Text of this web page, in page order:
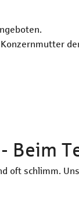
Beim
oft schlimm.